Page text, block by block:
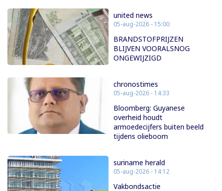
united news
05-aug-2026 - 15:00
BRANDSTOFPRIJZEN
BLIJVEN VOORALSNOG
ONGEWIJZIGD
chronostimes
05-aug-2026 - 14:33
Bloomberg: Guyanese
overheid houdt
armoedecijfers buiten beeld
tijdens olieboom
suriname herald
05-aug-2026 - 14:12
Vakbondsactie